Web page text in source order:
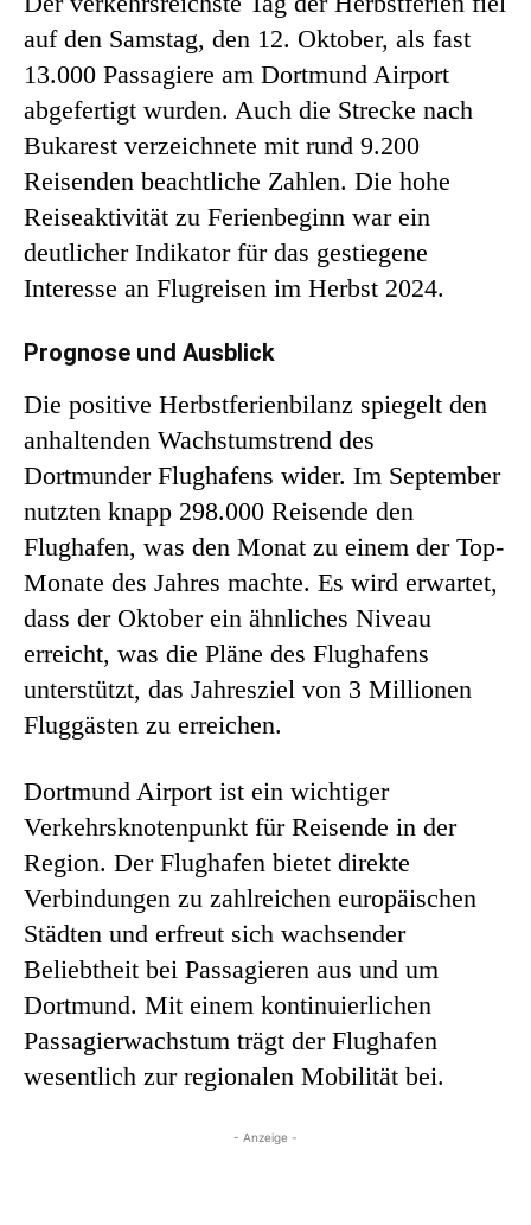
auf den Samstag, den 12. Oktober, als fast
13.000 Passagiere am Dortmund Airport
abgefertigt wurden. Auch die Strecke nach
Bukarest verzeichnete mit rund 9.200
Reisenden beachtliche Zahlen. Die hohe
Reiseaktivität zu Ferienbeginn war ein
deutlicher Indikator für das gestiegene
Interesse an Flugreisen im Herbst 2024.
Prognose und Ausblick
Die positive Herbstferienbilanz spiegelt den
anhaltenden Wachstumstrend des
Dortmunder Flughafens wider. Im September
nutzten knapp 298.000 Reisende den
Flughafen, was den Monat zu einem der Top-
Monate des Jahres machte. Es wird erwartet,
dass der Oktober ein ähnliches Niveau
erreicht, was die Pläne des Flughafens
unterstützt, das Jahresziel von 3 Millionen
Fluggästen zu erreichen.
Dortmund Airport ist ein wichtiger
Verkehrsknotenpunkt für Reisende in der
Region. Der Flughafen bietet direkte
Verbindungen zu zahlreichen europäischen
Städten und erfreut sich wachsender
Beliebtheit bei Passagieren aus und um
Dortmund. Mit einem kontinuierlichen
Passagierwachstum trägt der Flughafen
wesentlich zur regionalen Mobilität bei.
- Anzeige -